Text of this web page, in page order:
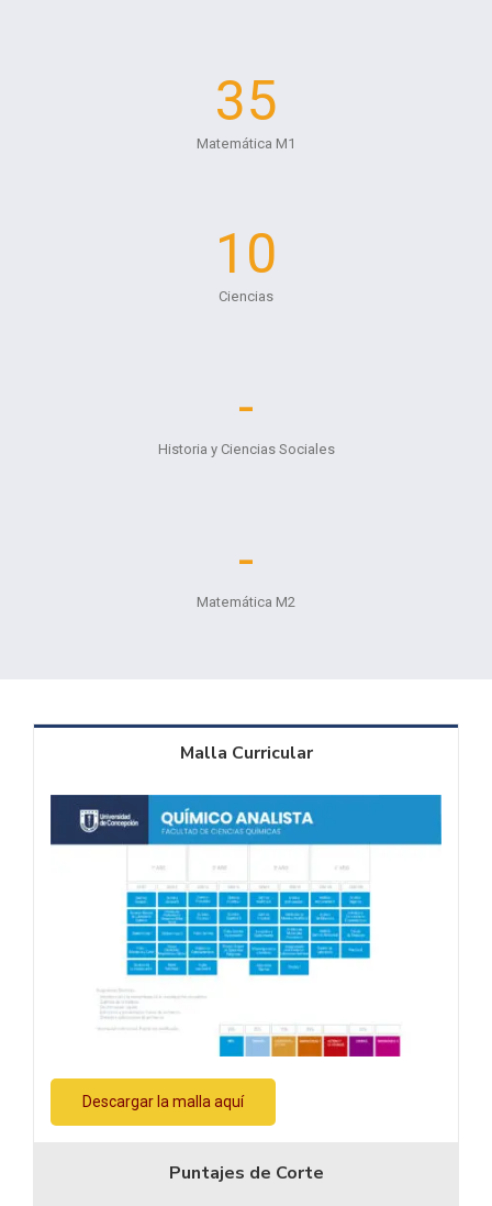
35
Matemática M1
10
Ciencias
-
Historia y Ciencias Sociales
-
Matemática M2
Malla Curricular
Descargar la malla aquí
Puntajes de Corte